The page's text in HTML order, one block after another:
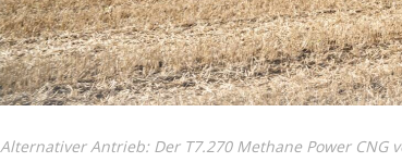
Alternativer Antrieb: Der T7.270 Methane Power